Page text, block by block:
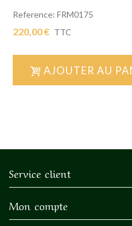
Reference: FRM0175
220,00 € TTC
AJOUTER AU
Service client
Mon compte